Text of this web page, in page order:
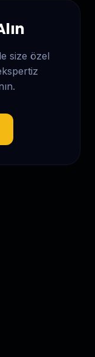
size özel